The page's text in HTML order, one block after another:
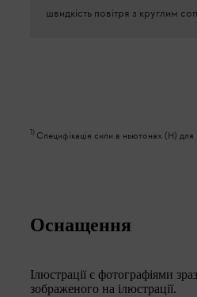
швидкість повітря з круглим
1) Специфікація сили в ньютонах (Н)
Оснащення
Ілюстрації є фотографіями
зображеного на ілюстрації.